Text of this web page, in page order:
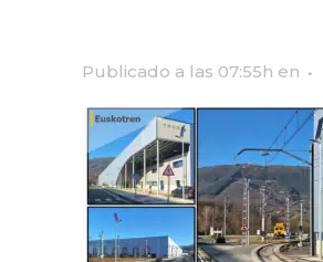
Publicado a las 07:55h en